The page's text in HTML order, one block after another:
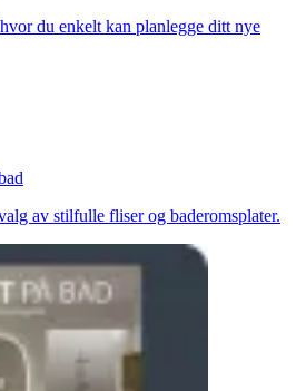
du enkelt kan planlegge ditt nye
av stilfulle fliser og baderomsplater.